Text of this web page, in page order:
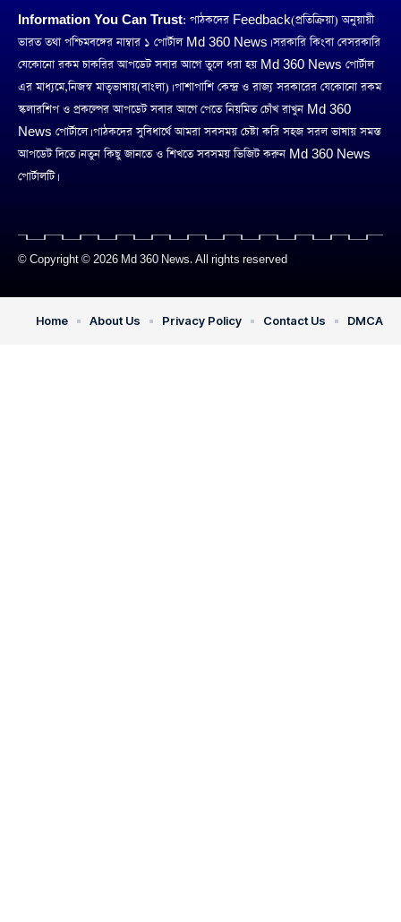
Information You Can Trust: পাঠকদের Feedback(প্রতিক্রিয়া) অনুয়ায়ী
ভারত তথা পশ্চিমবঙ্গের নাম্বার ১ পোর্টাল Md 360 News। সরকারি কিংবা বেসরকারি
যেকোনো রকম চাকরির আপডেট সবার আগে তুলে ধরা হয় Md 360 News পোর্টাল
এর মাধ্যমে,নিজস্ব মাতৃভাষায়(বাংলা)। পাশাপাশি কেন্দ্র ও রাজ্য সরকারের যেকোনো রকম
স্কলারশিপ ও প্রকল্পের আপডেট সবার আগে পেতে নিয়মিত চোঁখ রাখুন Md 360
News পোর্টালে। পাঠকদের সুবিধার্থে আমরা সবসময় চেষ্টা করি সহজ সরল ভাষায় সমস্ত
আপডেট দিতে। নতুন কিছু জানতে ও শিখতে সবসময় ভিজিট করুন Md 360 News
পোর্টালটি।
© Copyright © 2026 Md 360 News. All rights reserved
Home About Us Privacy Policy Contact Us DMCA